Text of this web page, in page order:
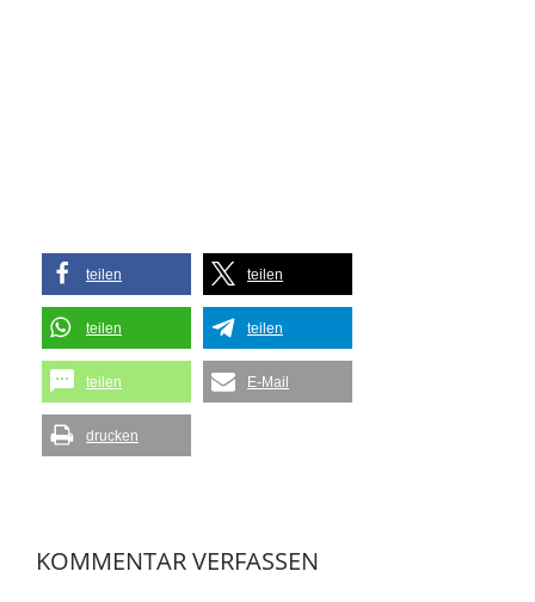
teilen teilen
teilen teilen
teilen E-Mail
drucken
KOMMENTAR VERFASSEN